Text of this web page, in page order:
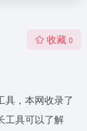
收藏 0
具，本网收录了
工具可以了解